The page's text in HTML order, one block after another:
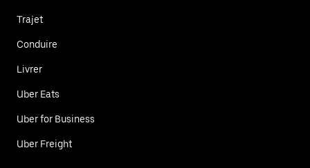
Trajet
Conduire
Livrer
Uber Eats
Uber for Business
Uber Freight